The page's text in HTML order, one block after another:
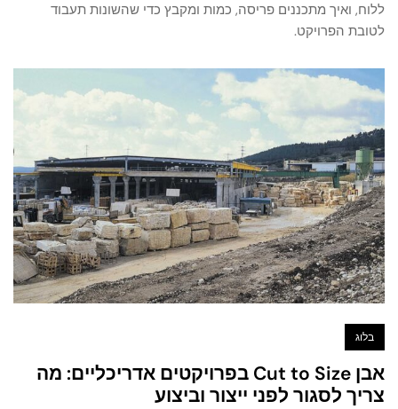
ללוח, ואיך מתכננים פריסה, כמות ומקבץ כדי שהשונות תעבוד
לטובת הפרויקט.
בלוג
אבן Cut to Size בפרויקטים אדריכליים: מה
צריך לסגור לפני ייצור וביצוע